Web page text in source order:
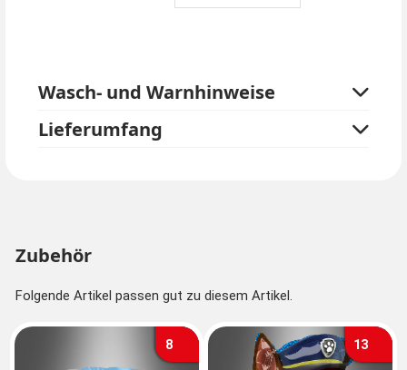
Wasch- und Warnhinweise
Lieferumfang
Zubehör
Folgende Artikel passen gut zu diesem Artikel.
8 13